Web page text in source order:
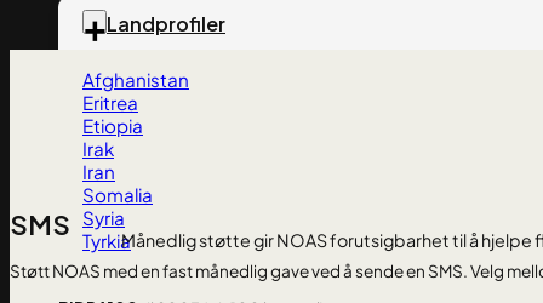
Landprofiler
Afghanistan
Eritrea
Etiopia
Irak
Iran
Somalia
Syria
TyrkiaMånedlig støtte gir NOAS forutsigbarhet til å hjelpe
SMS
Støtt NOAS med en fast månedlig gave ved å sende en SMS. Velg